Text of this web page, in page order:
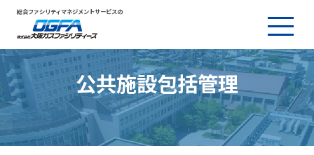
総合ファシリティマネジメントサービスの
公共施設包括管理